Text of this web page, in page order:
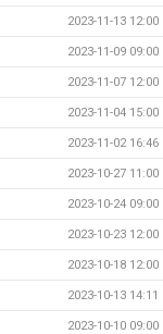
2023-11-13 12:00
2023-11-09 09:00
2023-11-07 12:00
2023-11-04 15:00
2023-11-02 16:46
2023-10-27 11:00
2023-10-24 09:00
2023-10-23 12:00
2023-10-18 12:00
2023-10-13 14:11
2023-10-10 09:00